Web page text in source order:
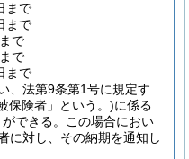
まで
まで
で
で
まで
、法第9条第1号に規定す
保険者」という。)に係る
できる。
この場合におい
に対し、その納期を通知し